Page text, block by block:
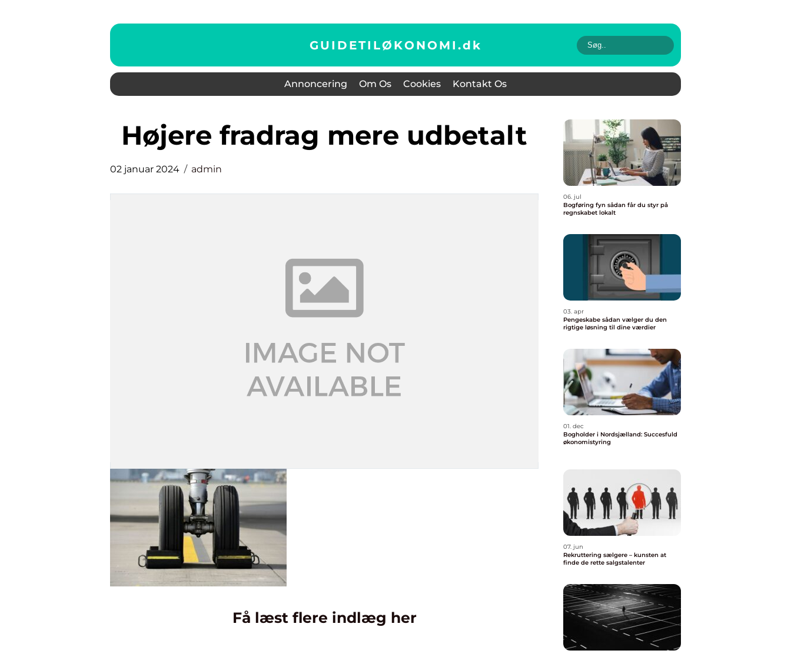
GUIDETILØKONOMI.dk
Annoncering Om Os Cookies Kontakt Os
højere fradrag mere udbetalt
02 januar 2024 admin
Få læst flere indlæg her
06. jul
Bogføring fyn sådan får du styr på
regnskabet lokalt
03. apr
Pengeskabe sådan vælger du den
rigtige løsning til dine værdier
01. dec
Bogholder i Nordsjælland: Succesfuld
økonomistyring
07. jun
Rekruttering sælgere – kunsten at
finde de rette salgstalenter